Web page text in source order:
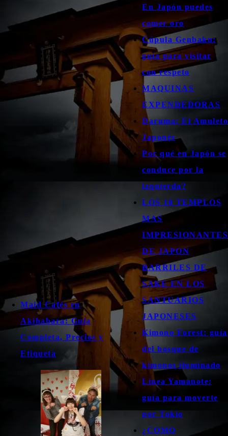
Maid Cafés en
Akihabara: Guía
Completa, Precios y
Etiqueta
En Japón puedes
comer oro
Cúpula Genbaku:
guía para visitar
con respeto
MAQUINAS
EXPENDEDORAS
Daruma: El Amuleto
Japonés
Por qué en Japón se
conduce por la
izquierda?
LOS 10 TEMPLOS
MAS
IMPRESIONANTES
DE JAPON
BARRILES DE
SAKE EN LOS
SANTUARIOS
JAPONESES
Kimono Forest: guía
del bosque de
kimonos iluminado
Línea Yamanote:
guía para moverte
por Tokio
¿COMO